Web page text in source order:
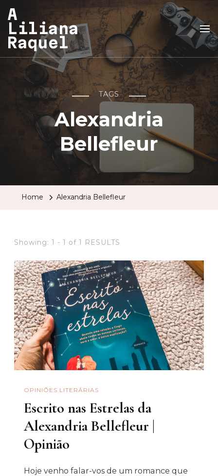
A
Liliana
Raquel
TAGS
Alexandria
Bellefleur
Home Alexandria Bellefleur
Showing: 1 - 1 of 1 RESULTS
OPINIÕES LITERÁRIAS
Escrito nas Estrelas da
Alexandria Bellefleur |
Opinião
Hoje venho falar-vos de um romance que